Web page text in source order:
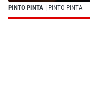
PINTO PINTA | PINTO PINTA